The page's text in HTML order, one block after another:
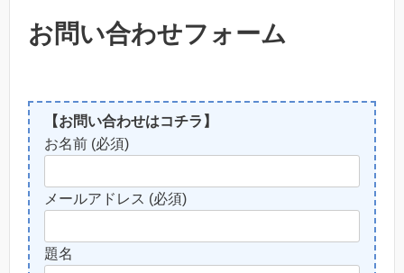
お問い合わせフォーム
【お問い合わせはコチラ】
お名前 (必須)
メールアドレス (必須)
題名